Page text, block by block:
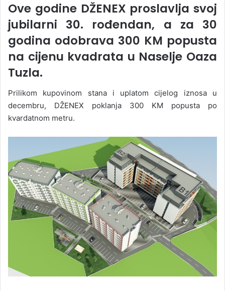
Ove godine DŽENEX proslavlja svoj
jubilarni 30. rođendan, a za 30
godina odobrava 300 KM popusta
na cijenu kvadrata u Naselje Oaza
Tuzla.
Prilikom kupovinom stana i uplatom cijelog iznosa u
decembru, DŽENEX poklanja 300 KM popusta po
kvardatnom metru.